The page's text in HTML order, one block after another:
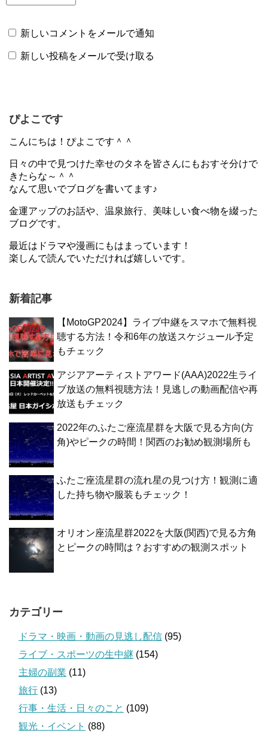
新しいコメントをメールで通知
新しい投稿をメールで受け取る
ぴよこです
こんにちは！ぴよこです＾＾
日々の中で見つけた幸せのタネを皆さんにもおすそ分けで
きたらな～＾＾
なんて思いでブログを書いてます♪
金運アップのお話や、温泉旅行、美味しい食べ物を綴った
ブログです。
最近はドラマや漫画にもはまっています！
楽しんで読んでいただければ嬉しいです。
新着記事
【MotoGP2024】ライブ中継をスマホで無料視
聴する方法！令和6年の放送スケジュール予定
もチェック
アジアアーティストアワード(AAA)2022生ライ
ブ放送の無料視聴方法！見逃しの動画配信や再
放送もチェック
2022年のふたご座流星群を大阪で見る方向(方
角)やピークの時間！関西のお勧め観測場所も
ふたご座流星群の流れ星の見つけ方！観測に適
した持ち物や服装もチェック！
オリオン座流星群2022を大阪(関西)で見る方角
とピークの時間は？おすすめの観測スポット
カテゴリー
ドラマ・映画・動画の見逃し配信 (95)
ライブ・スポーツの生中継 (154)
主婦の副業 (11)
旅行 (13)
行事・生活・日々のこと (109)
観光・イベント (88)